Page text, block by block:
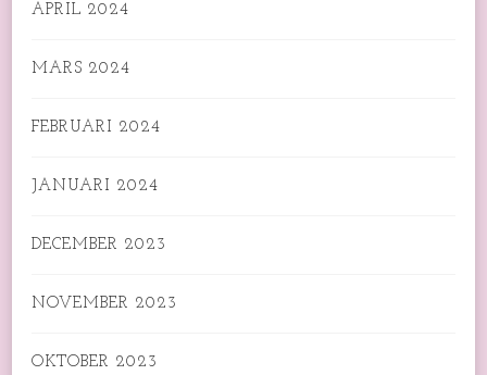
APRIL 2024
MARS 2024
FEBRUARI 2024
JANUARI 2024
DECEMBER 2023
NOVEMBER 2023
OKTOBER 2023